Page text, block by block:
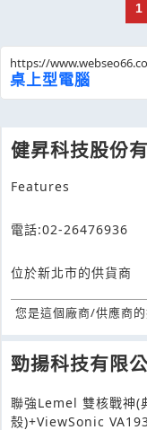
1
https://
桌上型電腦
健昇科技股份
Features
電話:02-26476936
位於新北市的供貨商
您是這個廠商/供應商
勁揚科技有限
聯強Lemel 雙核戰神(
殼)+ViewSonic